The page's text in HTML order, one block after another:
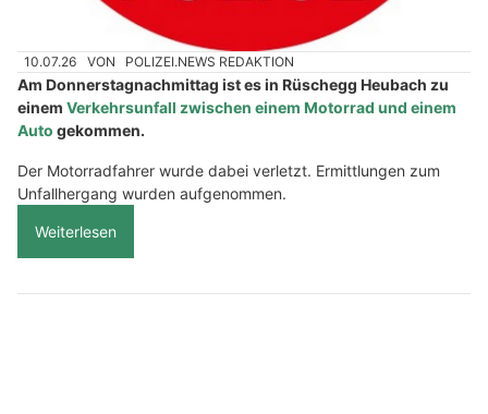
Ristorante-Pizzeria Pical in Reinach AG: Holzofen-Pizza wie in Italien
Rüschegg Heubach BE: Motorrad rutscht in